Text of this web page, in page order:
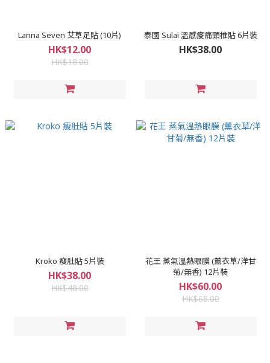
Lanna Seven 艾草足貼 (10片)
HK$12.00
HK$18.00
泰國 Sulai 溫感痠痛頸椎貼 6片裝
HK$38.00
Kroko 瘦肚貼 5片裝
HK$38.00
HK$48.00
花王 蒸氣溫熱眼膜 (薰衣草/洋甘
菊/無香) 12片裝
HK$60.00
HK$68.00